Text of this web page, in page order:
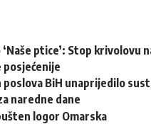
ptice’: Stop krivolovu
posjećenije
BiH unaprijedilo
naredne dane
logor Omarska